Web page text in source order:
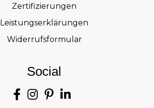
Zertifizierungen
Leistungserklärungen
Widerrufsformular
Social